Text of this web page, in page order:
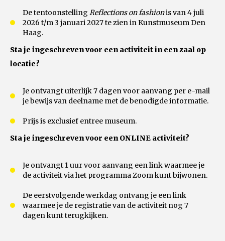
De tentoonstelling Reflections on fashionis van 4 juli
2026 t/m 3 januari 2027 te zien in Kunstmuseum Den
Haag.
Sta je ingeschreven voor een activiteit in een zaal op
locatie?
Je ontvangt uiterlijk 7 dagen voor aanvang per e-mail
je bewijs van deelname met de benodigde informatie.
Prijs is exclusief entree museum.
Sta je ingeschreven voor een ONLINE activiteit?
Je ontvangt 1 uur voor aanvang een link waarmee je
de activiteit via het programma Zoom kunt bijwonen.
De eerstvolgende werkdag ontvang je een link
waarmee je de registratie van de activiteit nog 7
dagen kunt terugkijken.